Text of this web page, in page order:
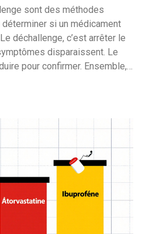
sont des méthodes
si un médicament
déchallenge, c’est arrêter le
disparaissent. Le
pour confirmer. Ensemble,